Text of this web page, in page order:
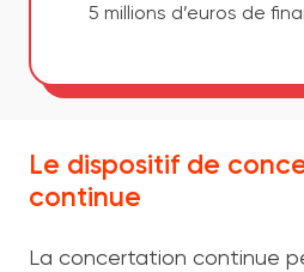
5 millions d’euros de
Le dispositif de
continue
La concertation continue